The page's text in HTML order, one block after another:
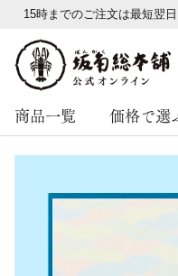
15時までのご注文は最短翌
商品一覧 価格で選